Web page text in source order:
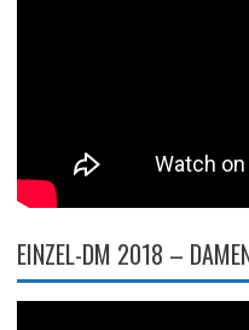
EINZEL-DM 2018 –